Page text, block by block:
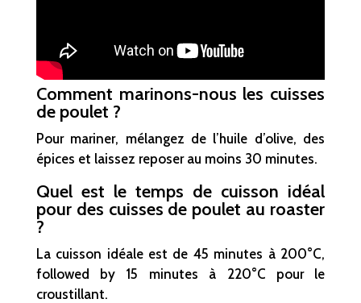
Comment marinons-nous les cuisses
de poulet ?
Pour mariner, mélangez de l’huile d’olive, des
épices et laissez reposer au moins 30 minutes.
Quel est le temps de cuisson idéal
pour des cuisses de poulet au roaster
?
La cuisson idéale est de 45 minutes à 200°C,
followed by 15 minutes à 220°C pour le
croustillant.